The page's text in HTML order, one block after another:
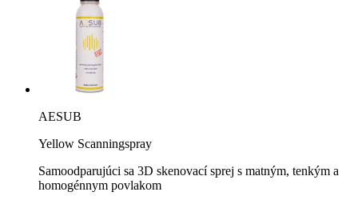
AESUB
Yellow Scanningspray
Samoodparujúci sa 3D skenovací sprej s matným, tenkým a
homogénnym povlakom